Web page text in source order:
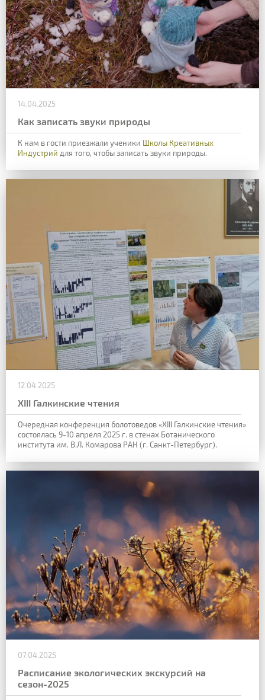
14.04.2025
Как записать звуки природы
К нам в гости приезжали ученики Школы Креативных
Индустрий для того, чтобы записать звуки природы.
12.04.2025
XIII Галкинские чтения
Очередная конференция болотоведов «XIII Галкинские чтения»
состоялась 9-10 апреля 2025 г. в стенах Ботанического
института им. В.Л. Комарова РАН (г. Санкт-Петербург).
07.04.2025
Расписание экологических экскурсий на
сезон-2025